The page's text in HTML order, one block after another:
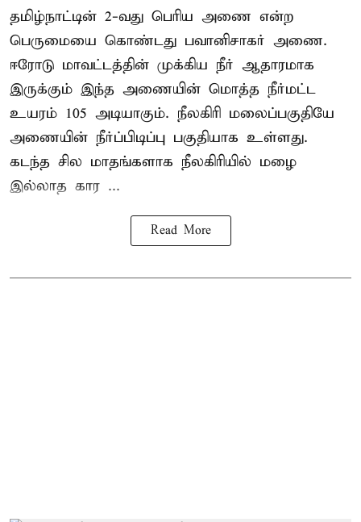
தமிழ்நாட்டின் 2-வது பெரிய அணை என்ற
பெருமையை கொண்டது பவானிசாகர் அணை.
ஈரோடு மாவட்டத்தின் முக்கிய நீர் ஆதாரமாக
இருக்கும் இந்த அணையின் மொத்த நீர்மட்ட
உயரம் 105 அடியாகும். நீலகிரி மலைப்பகுதியே
அணையின் நீர்ப்பிடிப்பு பகுதியாக உள்ளது.
கடந்த சில மாதங்களாக நீலகிரியில் மழை
இல்லாத கார ...
Read More